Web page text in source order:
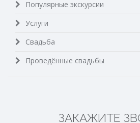
Популярные экскурсии
Услуги
Свадьба
Проведённые свадьбы
ЗАКАЖИТЕ